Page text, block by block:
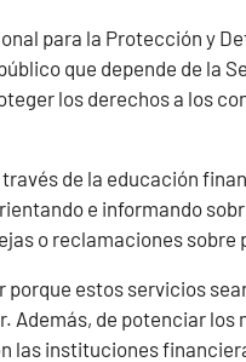
para la Protección y
que depende de la
los derechos a los
través de la educación
e informando
o reclamaciones
porque estos servicios
Además, de potenciar
las instituciones